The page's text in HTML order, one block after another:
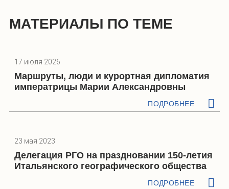
МАТЕРИАЛЫ ПО ТЕМЕ
17 июля 2026
Маршруты, люди и курортная дипломатия
императрицы Марии Александровны
ПОДРОБНЕЕ
23 мая 2023
Делегация РГО на праздновании 150-летия
Итальянского географического общества
ПОДРОБНЕЕ